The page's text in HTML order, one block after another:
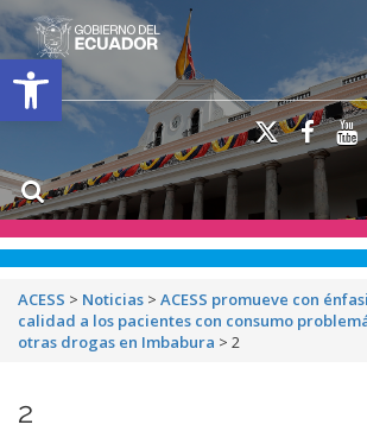
Open toolbar
ACESS > Noticias > ACESS promueve con
calidad a los pacientes con consumo
otras drogas en Imbabura > 2
2